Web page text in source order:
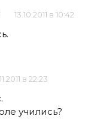
13.10.2011 в 10:42
в 22:23
учились?